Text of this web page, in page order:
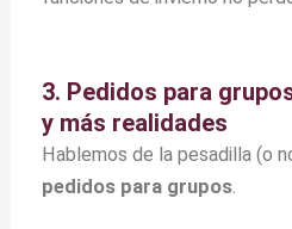
3. Pedidos para
y más realidades
Hablemos de la pesadilla (o
pedidos para grupos.